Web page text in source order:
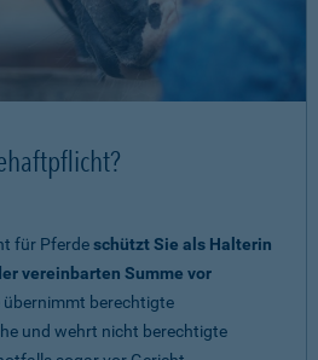
für Pferdeschützt Sie als Halterin
vereinbarten Summe vor
übernimmt berechtigte
und wehrt nicht berechtigte